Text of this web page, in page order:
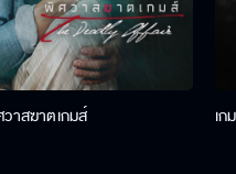
าสฆาตเกมส์ เก